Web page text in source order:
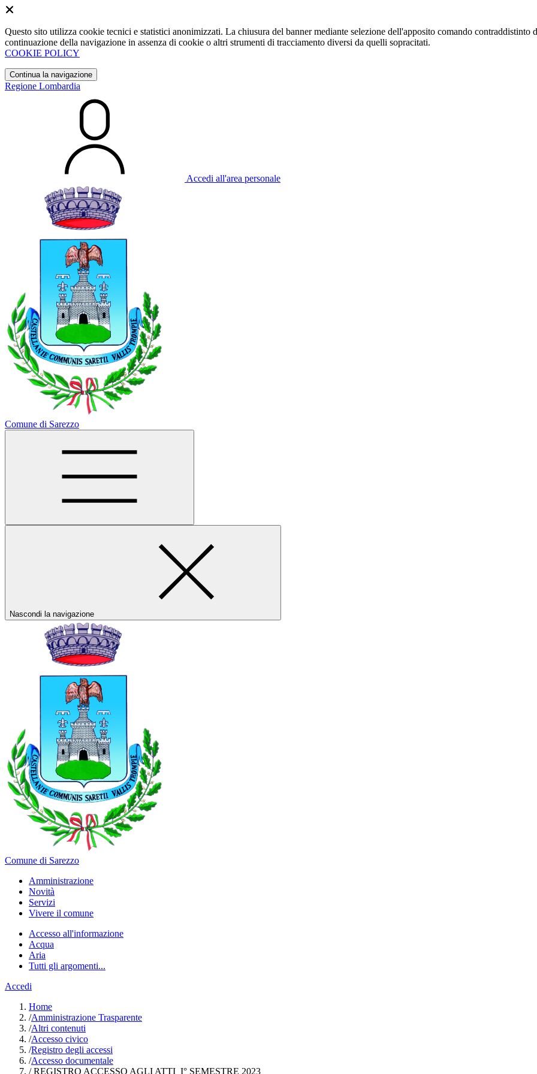
Questo sito utilizza cookie tecnici e statistici anonimizzati. La chiusura del banner mediante selezione dell'apposito comando
continuazione della navigazione in assenza di cookie o altri strumenti di tracciamento diversi da quelli sopracitati.
COOKIE POLICY
Continua la navigazione
Regione Lombardia
Accedi all'area personale
Comune di Sarezzo
Nascondi la navigazione
Comune di Sarezzo
Amministrazione
Novità
Servizi
Vivere il comune
Accesso all'informazione
Acqua
Aria
Tutti gli argomenti...
Accedi
Home
/Amministrazione Trasparente
/Altri contenuti
/Accesso civico
/Registro degli accessi
/Accesso documentale
/REGISTRO ACCESSO AGLI ATTI_I° SEMESTRE 2023